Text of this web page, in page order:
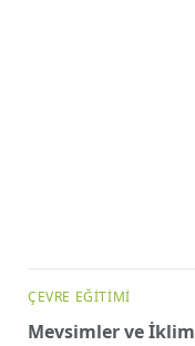
ÇEVRE EĞITIMI
Mevsimler ve İklim